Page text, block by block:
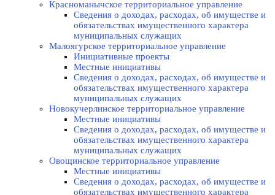
Красноманычское территориальное управление
Сведения о доходах, расходах, об имуществе и
обязательствах имущественного характера
муниципальных служащих
Малоягурское территориальное управление
Инициативные проекты
Местные инициативы
Сведения о доходах, расходах, об имуществе и
обязательствах имущественного характера
муниципальных служащих
Новокучерлинское территориальное управление
Местные инициативы
Сведения о доходах, расходах, об имуществе и
обязательствах имущественного характера
муниципальных служащих
Овощинское территориальное управление
Местные инициативы
Сведения о доходах, расходах, об имуществе и
обязательствах имущественного характера